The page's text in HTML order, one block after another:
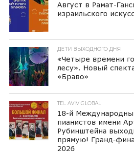
Август в Рамат-
израильского
ДЕТИ ВЫХОДНОГО ДНЯ
«Четыре времени
лесу». Новый
«Браво»
TEL AVIV GLOBAL
18-й
пианистов имени
Рубинштейна
прямую! Гранд-
2026